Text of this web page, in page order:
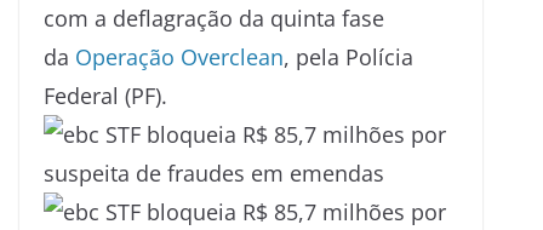
com a deflagração da quinta fase
da Operação Overclean, pela Polícia
Federal (PF).